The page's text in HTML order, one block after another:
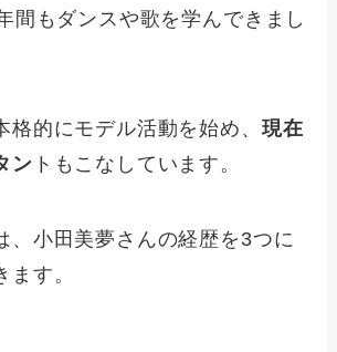
間もダンスや歌を学んできまし
格的にモデル活動を始め、 現在
ン トもこなしています。
、小田美夢さんの経歴を3つに
す。